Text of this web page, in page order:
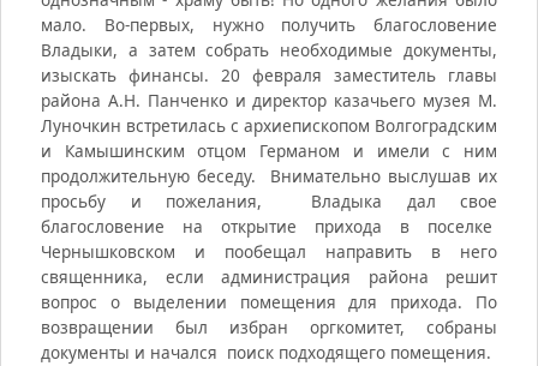
мало. Во-первых, нужно получить благословение
Владыки, а затем собрать необходимые документы,
изыскать финансы. 20 февраля заместитель главы
района А.Н. Панченко и директор казачьего музея М.
Луночкин встретилась с архиепископом Волгоградским
и Камышинским отцом Германом и имели с ним
продолжительную беседу. Внимательно выслушав их
просьбу и пожелания, Владыка дал свое
благословение на открытие прихода в поселке
Чернышковском и пообещал направить в него
священника, если администрация района решит
вопрос о выделении помещения для прихода. По
возвращении был избран оргкомитет, собраны
документы и начался поиск подходящего помещения.